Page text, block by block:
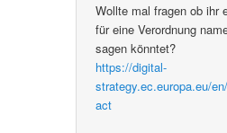
Wollte mal fragen ob ihr
für eine Verordnung
sagen könntet?
https://digital-
strategy.ec.europa.eu/
act